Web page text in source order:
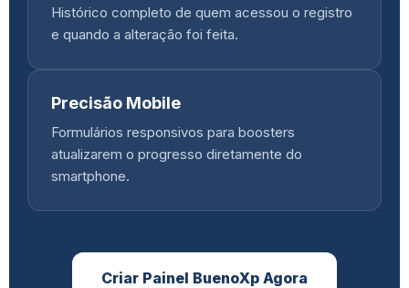
Histórico completo de quem acessou o registro
e quando a alteração foi feita.
Precisão Mobile
Formulários responsivos para boosters
atualizarem o progresso diretamente do
smartphone.
Criar Painel BuenoXp Agora